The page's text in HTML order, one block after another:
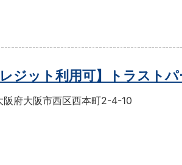
レジット利用可】トラスト
阪府大阪市西区西本町2-4-10